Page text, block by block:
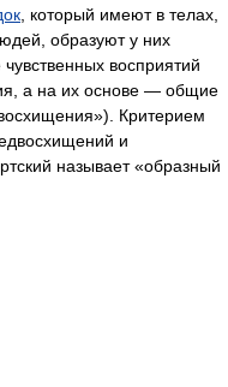
, который имеют в телах,
образуют у них
восприятий
а на их основе — общие
Критерием
и
называет «образный